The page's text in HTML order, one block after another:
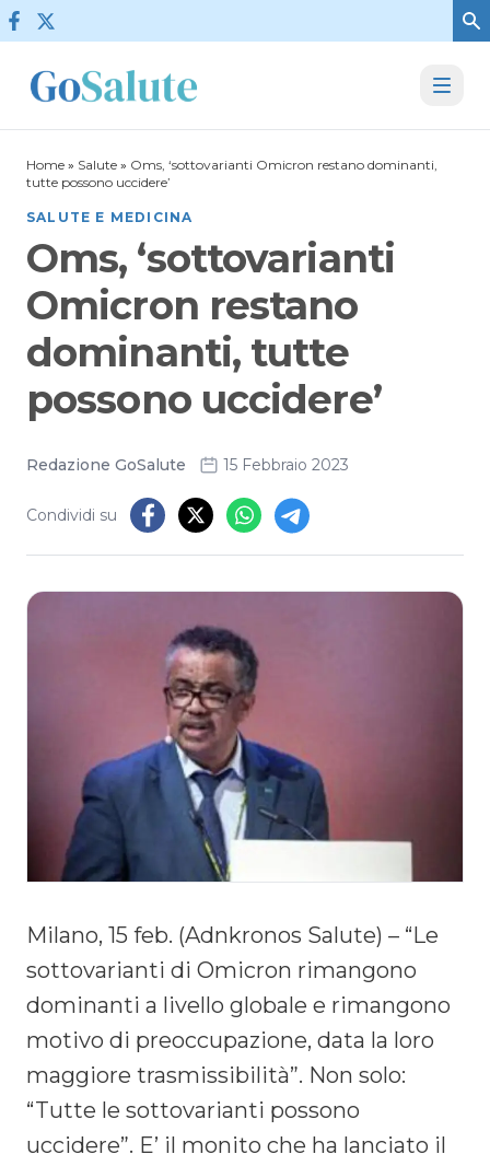
Vai al contenuto
Home » Salute » Oms, ‘sottovarianti Omicron restano dominanti,
tutte possono uccidere’
SALUTE E MEDICINA
Oms, ‘sottovarianti
Omicron restano
dominanti, tutte
possono uccidere’
Redazione GoSalute 15 Febbraio 2023
Condividi su
Milano, 15 feb. (Adnkronos Salute) – “Le
sottovarianti di Omicron rimangono
dominanti a livello globale e rimangono
motivo di preoccupazione, data la loro
maggiore trasmissibilità”. Non solo:
“Tutte le sottovarianti possono
uccidere”. E’ il monito che ha lanciato il